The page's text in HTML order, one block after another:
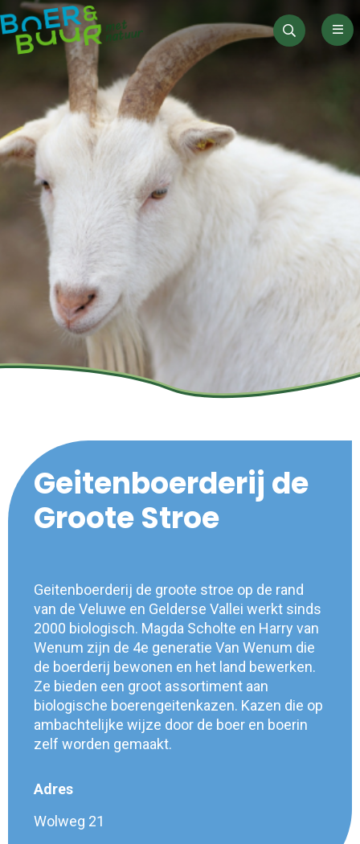
Zoeken
Geitenboerderij de
Groote Stroe
Geitenboerderij de groote stroe op de rand
van de Veluwe en Gelderse Vallei werkt sinds
2000 biologisch. Magda Scholte en Harry van
Wenum zijn de 4e generatie Van Wenum die
de boerderij bewonen en het land bewerken.
Ze bieden een groot assortiment aan
biologische boerengeitenkazen. Kazen die op
ambachtelijke wijze door de boer en boerin
zelf worden gemaakt.
Adres
Wolweg 21